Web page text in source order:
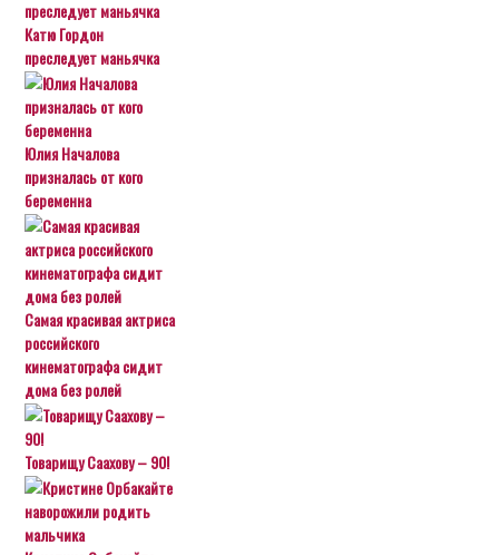
Катю Гордон
преследует маньячка
Юлия Началова
призналась от кого
беременна
Самая красивая актриса
российского
кинематографа сидит
дома без ролей
Товарищу Саахову – 90!